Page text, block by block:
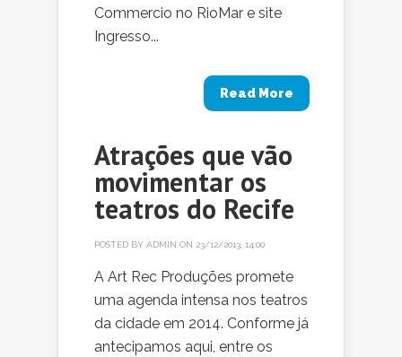
Commercio no RioMar e site
Ingresso...
Read More
Atrações que vão
movimentar os
teatros do Recife
POSTED BY ADMIN ON 23/12/2013, 14:00
A Art Rec Produções promete
uma agenda intensa nos teatros
da cidade em 2014. Conforme já
antecipamos aqui, entre os